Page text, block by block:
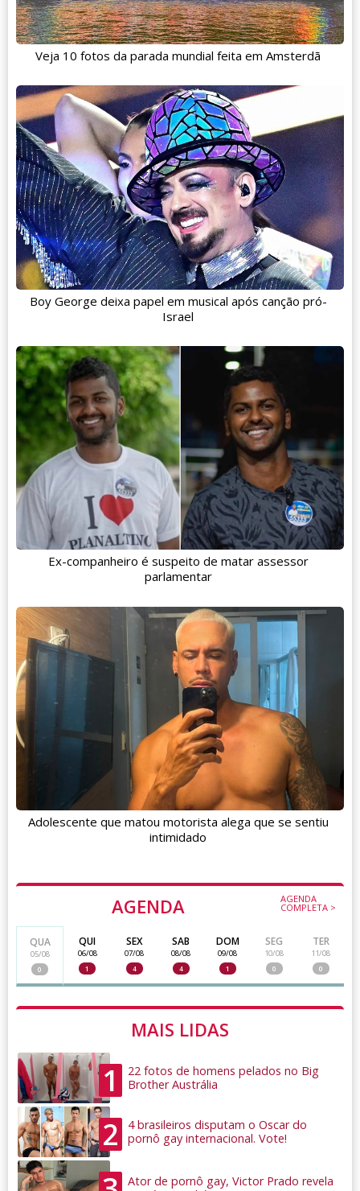
AGENDA AGENDA
COMPLETA >
QUA
05/08
0
QUI
06/08
1
SEX
07/08
4
SAB
08/08
4
DOM
09/08
1
SEG
10/08
0
TER
11/08
0
MAIS LIDAS
1
22 fotos de homens pelados no Big
Brother Austrália
2
4 brasileiros disputam o Oscar do
pornô gay internacional. Vote!
Ator de pornô gay, Victor Prado revela
Veja 10 fotos da parada mundial feita em Amsterdã
Boy George deixa papel em musical após canção pró-
Israel
Ex-companheiro é suspeito de matar assessor
parlamentar
Adolescente que matou motorista alega que se sentiu
intimidado